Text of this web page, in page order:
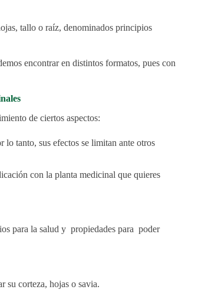
tallo o raíz, denominados principios
encontrar en distintos formatos, pues con
de ciertos aspectos:
lo tanto, sus efectos se limitan ante otros
con la planta medicinal que quieres
para la salud y propiedades para poder
su corteza, hojas o savia.